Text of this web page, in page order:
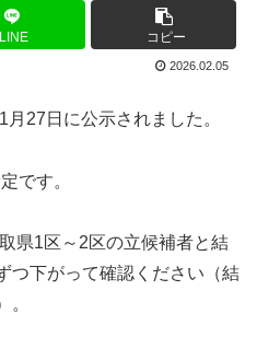
LINE コピー
2026.02.05
27日に公示されました。
です。
県1区～2区の立候補者と結
つ下がって確認ください（結
。